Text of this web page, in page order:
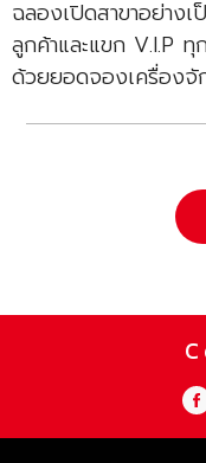
ฉลองเปิดสาขาอย่าง
ลูกค้าและแขก V.I.P
ด้วยยอดจองเครื่องจั